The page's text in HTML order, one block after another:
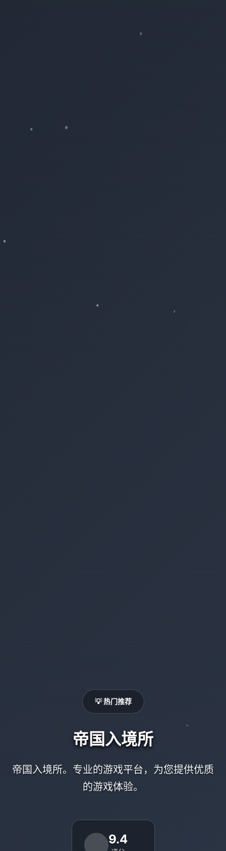
💡 热门推荐
帝国入境所
帝国入境所。专业的游戏平台，为您提供优质
的游戏体验。
9.4